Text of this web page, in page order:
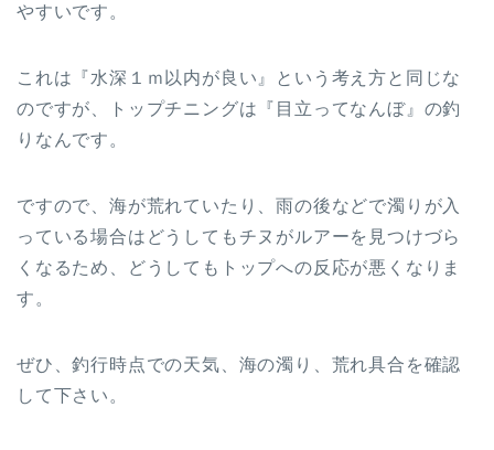
やすいです。
これは『水深１ｍ以内が良い』という考え方と同じな
のですが、トップチニングは『目立ってなんぼ』の釣
りなんです。
ですので、海が荒れていたり、雨の後などで濁りが入
っている場合はどうしてもチヌがルアーを見つけづら
くなるため、どうしてもトップへの反応が悪くなりま
す。
ぜひ、釣行時点での天気、海の濁り、荒れ具合を確認
して下さい。